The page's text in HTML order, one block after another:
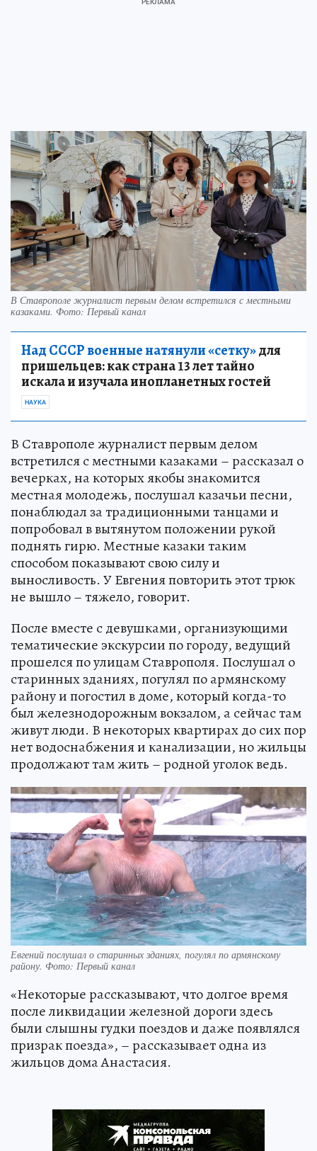
В Ставрополе журналист первым делом встретился с местными
казаками. Фото: Первый канал
Над СССР военные натянули «сетку»для
пришельцев: как страна 13 лет тайно
искала и изучала инопланетных гостей
НАУКА
В Ставрополе журналист первым делом
встретился с местными казаками – рассказал о
вечерках, на которых якобы знакомится
местная молодежь, послушал казачьи песни,
понаблюдал за традиционными танцами и
попробовал в вытянутом положении рукой
поднять гирю. Местные казаки таким
способом показывают свою силу и
выносливость. У Евгения повторить этот трюк
не вышло – тяжело, говорит.
После вместе с девушками, организующими
тематические экскурсии по городу, ведущий
прошелся по улицам Ставрополя. Послушал о
старинных зданиях, погулял по армянскому
району и погостил в доме, который когда-то
был железнодорожным вокзалом, а сейчас там
живут люди. В некоторых квартирах до сих пор
нет водоснабжения и канализации, но жильцы
продолжают там жить – родной уголок ведь.
Евгений послушал о старинных зданиях, погулял по армянскому
району. Фото: Первый канал
«Некоторые рассказывают, что долгое время
после ликвидации железной дороги здесь
были слышны гудки поездов и даже появлялся
призрак поезда», – рассказывает одна из
жильцов дома Анастасия.